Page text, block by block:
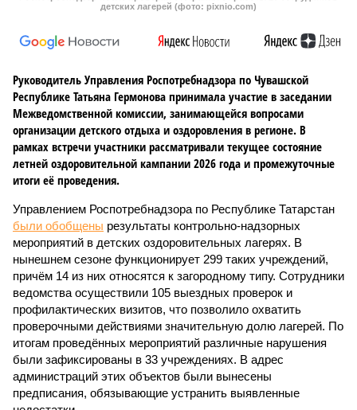
детских лагерей (фото: pixnio.com)
Руководитель Управления Роспотребнадзора по Чувашской
Республике Татьяна Гермонова принимала участие в заседании
Межведомственной комиссии, занимающейся вопросами
организации детского отдыха и оздоровления в регионе. В
рамках встречи участники рассматривали текущее состояние
летней оздоровительной кампании 2026 года и промежуточные
итоги её проведения.
Управлением Роспотребнадзора по Республике Татарстан
были обобщены результаты контрольно-надзорных
мероприятий в детских оздоровительных лагерях. В
нынешнем сезоне функционирует 299 таких учреждений,
причём 14 из них относятся к загородному типу. Сотрудники
ведомства осуществили 105 выездных проверок и
профилактических визитов, что позволило охватить
проверочными действиями значительную долю лагерей. По
итогам проведённых мероприятий различные нарушения
были зафиксированы в 33 учреждениях. В адрес
администраций этих объектов были вынесены
предписания, обязывающие устранить выявленные